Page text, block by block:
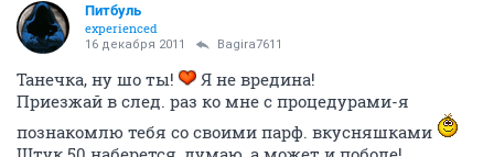
Питбуль
experienced
16 декабря 2011 Bagira7611
Танечка, ну шо ты!
Я не вредина!
Приезжай в след. раз ко мне с процедурами-я
познакомлю тебя со своими парф. вкусняшками